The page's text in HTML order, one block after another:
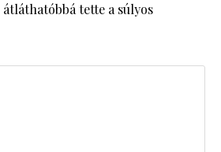
tette a súlyos